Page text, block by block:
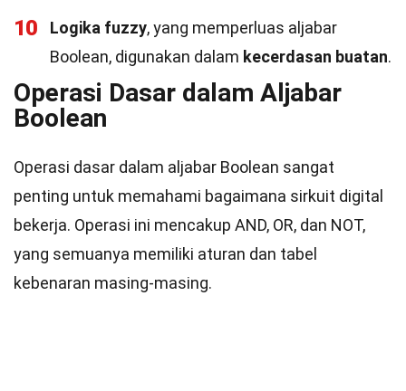
10 Logika fuzzy, yang memperluas aljabar
Boolean, digunakan dalam kecerdasan buatan.
Operasi Dasar dalam Aljabar
Boolean
Operasi dasar dalam aljabar Boolean sangat
penting untuk memahami bagaimana sirkuit digital
bekerja. Operasi ini mencakup AND, OR, dan NOT,
yang semuanya memiliki aturan dan tabel
kebenaran masing-masing.